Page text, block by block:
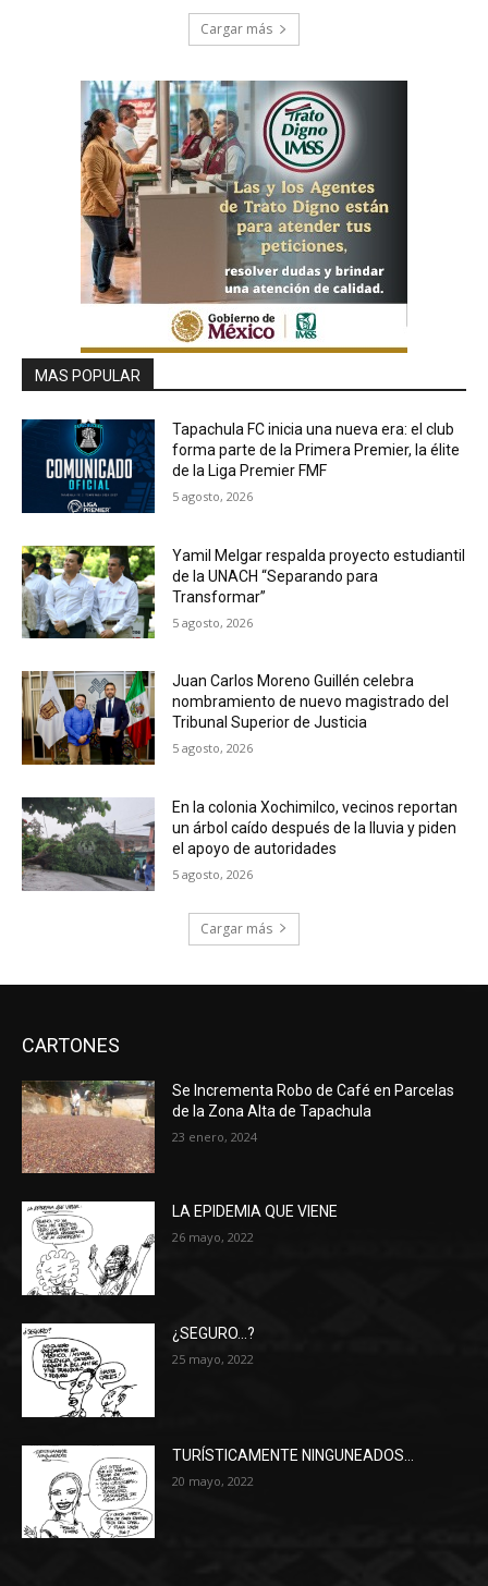
Cargar más
MAS POPULAR
Tapachula FC inicia una nueva era: el club
forma parte de la Primera Premier, la élite
de la Liga Premier FMF
5 agosto, 2026
Yamil Melgar respalda proyecto estudiantil
de la UNACH “Separando para
Transformar”
5 agosto, 2026
Juan Carlos Moreno Guillén celebra
nombramiento de nuevo magistrado del
Tribunal Superior de Justicia
5 agosto, 2026
En la colonia Xochimilco, vecinos reportan
un árbol caído después de la lluvia y piden
el apoyo de autoridades
5 agosto, 2026
Cargar más
CARTONES
Se Incrementa Robo de Café en Parcelas
de la Zona Alta de Tapachula
23 enero, 2024
LA EPIDEMIA QUE VIENE
26 mayo, 2022
¿SEGURO…?
25 mayo, 2022
TURÍSTICAMENTE NINGUNEADOS…
20 mayo, 2022